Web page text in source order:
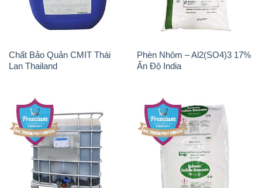
Chất Bảo Quản CMIT Thái
Lan Thailand
Phèn Nhôm – Al2(SO4)3 17%
Ấn Độ India